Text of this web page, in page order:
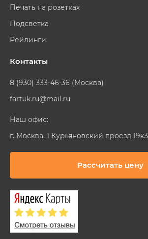
Печать на розетках
Подсветка
Рейлинги
Контакты
8 (930) 333-46-36 (Москва)
fartuk.ru@mail.ru
Наш офис:
г. Москва, 1 Курьяновский проезд 19к3
Рассчитать цену